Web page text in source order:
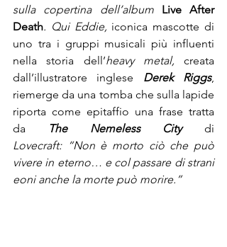
sulla copertina dell’album Live After
Death. Qui Eddie, iconica mascotte di
uno tra i gruppi musicali più influenti
nella storia dell’heavy metal, creata
dall’illustratore inglese Derek Riggs,
riemerge da una tomba che sulla lapide
riporta come epitaffio una frase tratta
da
The Nemeless City
Lovecraft: “Non è morto ciò che può
vivere in eterno… e col passare di strani
eoni anche la morte può morire.”